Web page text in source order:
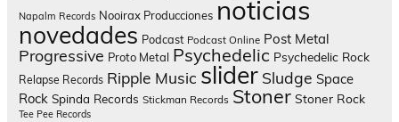
Napalm Records Nooirax Producciones noticias
novedades Podcast Podcast Online Post Metal
Progressive Proto Metal Psychedelic Psychedelic Rock
Relapse Records Ripple Music slider Sludge Space
Rock Spinda Records Stickman Records Stoner Stoner Rock
Tee Pee Records